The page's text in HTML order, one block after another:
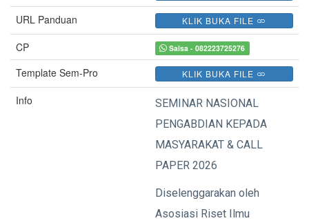
URL Panduan KLIK BUKA FILE
CP Salsa - 082223725276
Template Sem-Pro KLIK BUKA FILE
Info
SEMINAR NASIONAL
PENGABDIAN KEPADA
MASYARAKAT & CALL
PAPER 2026
Diselenggarakan oleh
Asosiasi Riset Ilmu